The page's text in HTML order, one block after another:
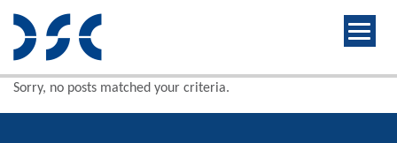
Sorry, no posts matched your criteria.